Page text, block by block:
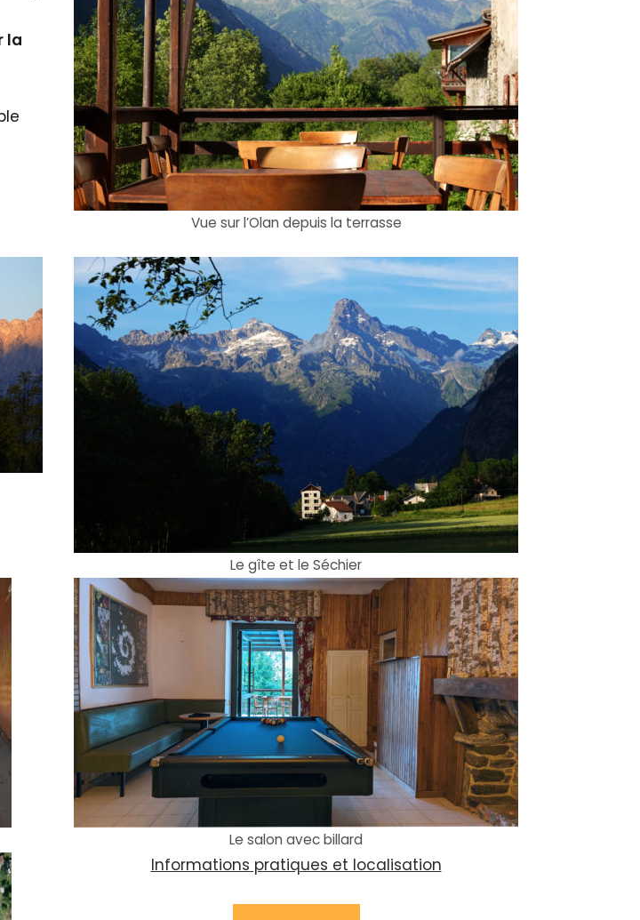
la
Vue sur l’Olan depuis la terrasse
Le gîte et le Séchier
Le salon avec billard
Informations pratiques et localisation